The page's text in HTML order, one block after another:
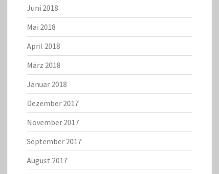
Juni 2018
Mai 2018
April 2018
März 2018
Januar 2018
Dezember 2017
November 2017
September 2017
August 2017